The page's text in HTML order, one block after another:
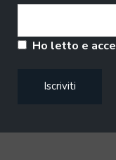
Ho letto e